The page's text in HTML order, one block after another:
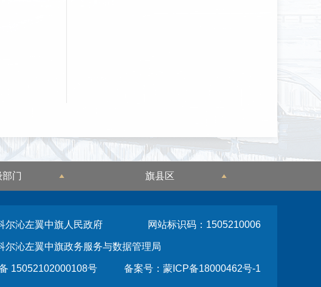
门 旗县区
尔沁左翼中旗人民政府 网站标识码：1505210006
尔沁左翼中旗政务服务与数据管理局
备案号：蒙ICP备18000462号-1
15052102000108号